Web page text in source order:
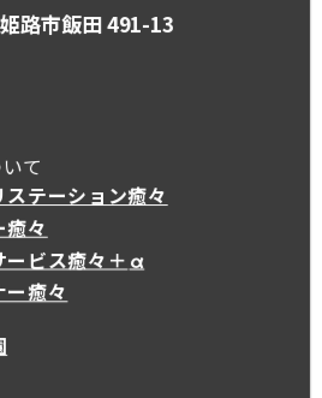
路市飯田 491-13
て
テーション癒々
癒々
ビス癒々＋ α
ビス癒々＋
癒々